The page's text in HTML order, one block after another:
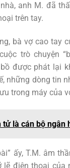
anh M. đã
trên tay.
bà vợ cao tay
trò chuyện
được phát lại
những dòng tin
trong máy của
tử là cán bộ ngân
ấy, T.M. âm
lẽ điện thoại